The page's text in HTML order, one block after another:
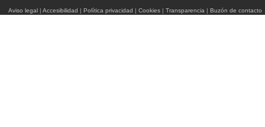
Aviso legal |Accesibilidad |Política privacidad |Cookies |Transparencia |Buzón de contacto